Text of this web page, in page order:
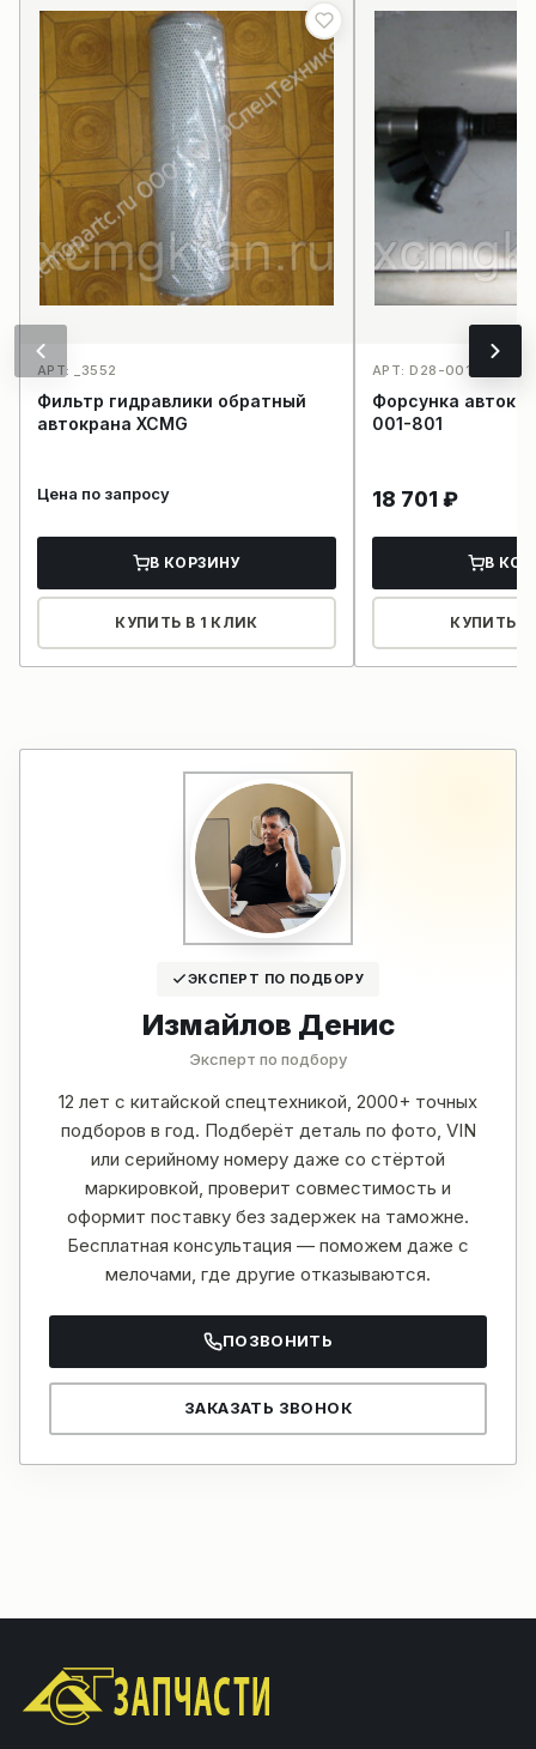
АРТ: _3552
Фильтр гидравлики обратный
автокрана XCMG
Цена по запросу
В КОРЗИНУ
КУПИТЬ В 1 КЛИК
АРТ: D28-001-
Форсунка
001-801
18 701 ₽
В
КУПИТЬ В
ЭКСПЕРТ ПО ПОДБОРУ
Измайлов Денис
Эксперт по подбору
12 лет с китайской спецтехникой, 2000+ точных
подборов в год. Подберёт деталь по фото, VIN
или серийному номеру даже со стёртой
маркировкой, проверит совместимость и
оформит поставку без задержек на таможне.
Бесплатная консультация — поможем даже с
мелочами, где другие отказываются.
ПОЗВОНИТЬ
ЗАКАЗАТЬ ЗВОНОК